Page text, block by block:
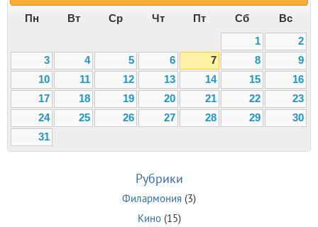
Пн Вт Ср Чт Пт Сб
Вс
1
2
3
4 5 6 7 8
9
10
11 12 13 14 15
16
17
18 19 20 21 22
23
24
25 26 27 28 29
30
31
Рубрики
Филармония (3)
Кино(15)